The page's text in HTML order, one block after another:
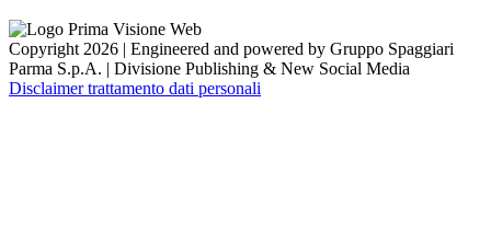
Copyright 2026 | Engineered and powered by Gruppo Spaggiari
Parma S.p.A. | Divisione Publishing & New Social Media
Disclaimer trattamento dati personali